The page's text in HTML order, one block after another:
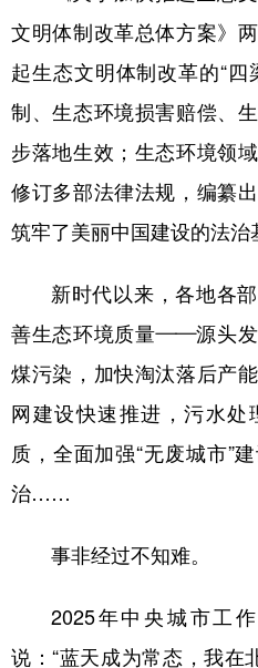
文明体制改革总体方案》
起生态文明体制改革的“四
制、生态环境损害赔偿、
步落地生效；生态环境领
修订多部法律法规，编纂
筑牢了美丽中国建设的法
新时代以来，各地各
善生态环境质量——源头发
煤污染，加快淘汰落后产
网建设快速推进，污水处
质，全面加强“无废城市”
治……
事非经过不知难。
2025年中央城市工
说：“蓝天成为常态，我在